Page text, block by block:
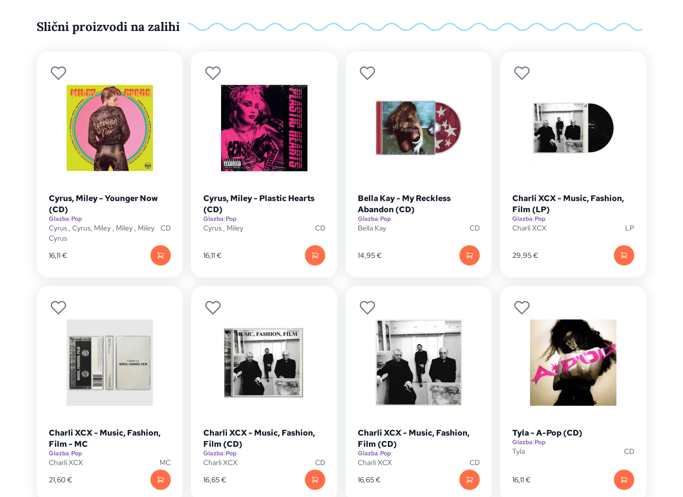
Slični proizvodi na zalihi
Cyrus, Miley - Younger Now
(CD)
Glazba|Pop
Cyrus , Cyrus, Miley , Miley , Miley
Cyrus
CD
16,11€
Cyrus, Miley - Plastic Hearts
(CD)
Glazba|Pop
Cyrus , Miley CD
16,11€
Bella Kay - My Reckless
Abandon (CD)
Glazba|Pop
Bella Kay CD
14,95€
Charli XCX - Music, Fashion,
Film (LP)
Glazba|Pop
Charli XCX LP
29,95€
Charli XCX - Music, Fashion,
Film - MC
Glazba|Pop
Charli XCX
MC
21,60€
Charli XCX - Music, Fashion,
Film (CD)
Glazba|Pop
Charli XCX
CD
16,65€
Charli XCX - Music, Fashion,
Film (CD)
Glazba|Pop
Charli XCX
CD
16,65€
Tyla - A-Pop (CD)
Glazba|Pop
Tyla CD
16,11€